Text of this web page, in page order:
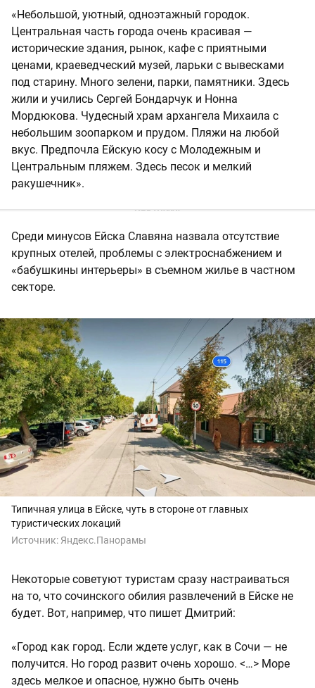
«Небольшой, уютный, одноэтажный городок.
Центральная часть города очень красивая —
исторические здания, рынок, кафе с приятными
ценами, краеведческий музей, ларьки с вывесками
под старину. Много зелени, парки, памятники. Здесь
жили и учились Сергей Бондарчук и Нонна
Мордюкова. Чудесный храм архангела Михаила с
небольшим зоопарком и прудом. Пляжи на любой
вкус. Предпочла Ейскую косу с Молодежным и
Центральным пляжем. Здесь песок и мелкий
ракушечник».
Среди минусов Ейска Славяна назвала отсутствие
крупных отелей, проблемы с электроснабжением и
«бабушкины интерьеры» в съемном жилье в частном
секторе.
Типичная улица в Ейске, чуть в стороне от главных
туристических локаций
Источник: Яндекс.Панорамы
Некоторые советуют туристам сразу настраиваться
на то, что сочинского обилия развлечений в Ейске не
будет. Вот, например, что пишет Дмитрий:
«Город как город. Если ждете услуг, как в Сочи — не
получится. Но город развит очень хорошо. <…> Море
здесь мелкое и опасное, нужно быть очень